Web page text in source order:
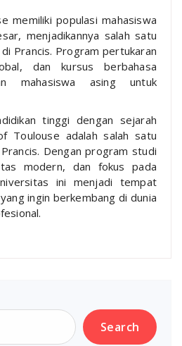
memiliki populasi mahasiswa
menjadikannya salah satu
Prancis. Program pertukaran
dan kursus berbahasa
mahasiswa asing untuk
tinggi dengan sejarah
Toulouse adalah salah satu
Dengan program studi
modern, dan fokus pada
ini menjadi tempat
ingin berkembang di dunia
Search